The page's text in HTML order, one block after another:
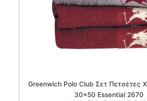
Greenwich Polo Club Σετ Πετσέτες
30×50 Essential 2670